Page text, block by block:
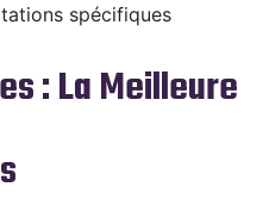
spécifiques
: La Meilleure